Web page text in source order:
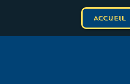
Accueil